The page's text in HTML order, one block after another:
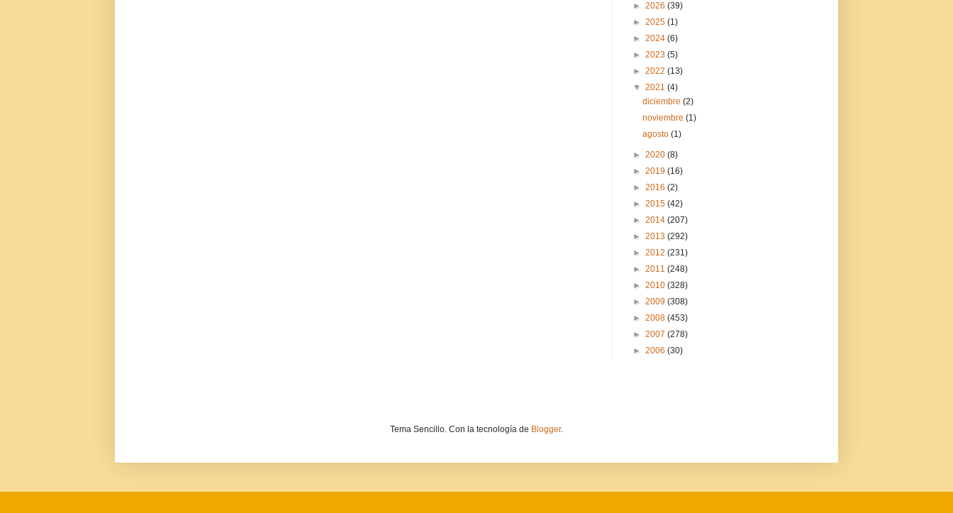
► 2026 (39)
► 2025 (1)
► 2024 (6)
► 2023 (5)
► 2022 (13)
▼ 2021 (4)
diciembre(2)
noviembre(1)
agosto(1)
► 2020 (8)
► 2019 (16)
► 2016 (2)
► 2015 (42)
► 2014 (207)
► 2013 (292)
► 2012 (231)
► 2011 (248)
► 2010 (328)
► 2009 (308)
► 2008 (453)
► 2007 (278)
► 2006 (30)
Tema Sencillo. Con la tecnología de Blogger.